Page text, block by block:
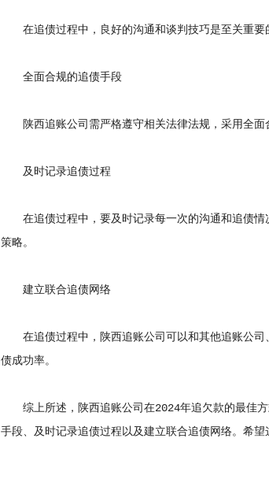
在追债过程中，良好的沟通和谈判技巧是至关重要
全面合规的追债手段
陕西追账公司需严格遵守相关法律法规，采用全面
及时记录追债过程
在追债过程中，要及时记录每一次的沟通和追债情
策略。
建立联合追债网络
在追债过程中，陕西追账公司可以和其他追账公司
债成功率。
综上所述，陕西追账公司在2024年追欠款的最佳方
手段、及时记录追债过程以及建立联合追债网络。希